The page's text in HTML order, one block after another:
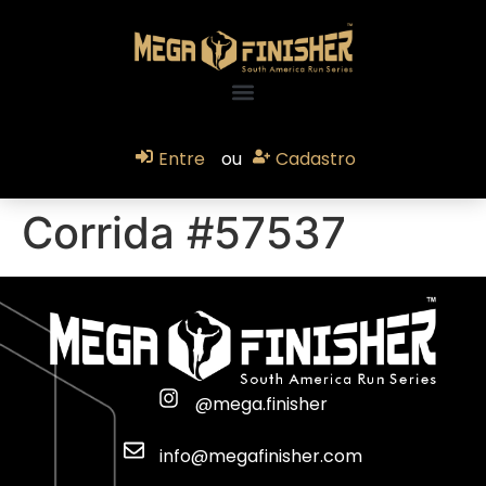
Entre ou Cadastro
Corrida #57537
@mega.finisher
info@megafinisher.com